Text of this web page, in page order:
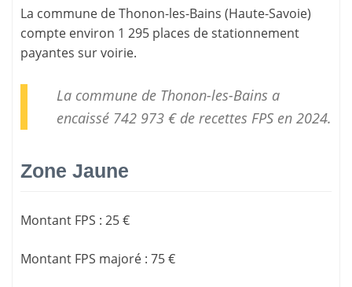
La commune deThonon-les-Bains (Haute-Savoie)
compte environ 1 295 places de stationnement
payantes sur voirie.
La commune de Thonon-les-Bains a
encaissé 742 973 € de recettes FPSen 2024.
Zone Jaune
Montant FPS : 25 €
Montant FPS majoré : 75 €